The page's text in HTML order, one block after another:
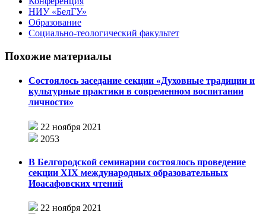
НИУ «БелГУ»
Образование
Социально-теологический факультет
Похожие материалы
Состоялось заседание секции «Духовные традиции и
культурные практики в современном воспитании
личности»
22 ноября 2021
2053
В Белгородской семинарии состоялось проведение
секции XIX международных образовательных
Иоасафовских чтений
22 ноября 2021